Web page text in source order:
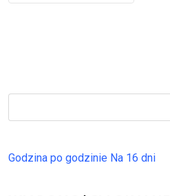
Godzina po godzinie Na 16 dni